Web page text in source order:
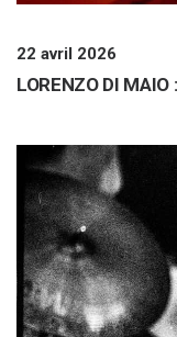
22 avril 2026
LORENZO DI MAIO